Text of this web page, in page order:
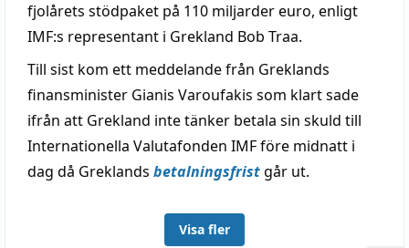
fjolårets stödpaket på 110 miljarder euro, enligt
IMF:s representant i Grekland Bob Traa.
Till sist kom ett meddelande från Greklands
finansminister Gianis Varoufakis som klart sade
ifrån att Grekland inte tänker betala sin skuld till
Internationella Valutafonden IMF före midnatt i
dag då Greklands betalningsfristgår ut.
Visa fler